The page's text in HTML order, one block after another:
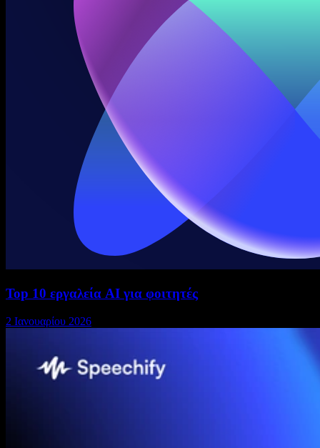
Top 10 εργαλεία AI για φοιτητές
2 Ιανουαρίου 2026